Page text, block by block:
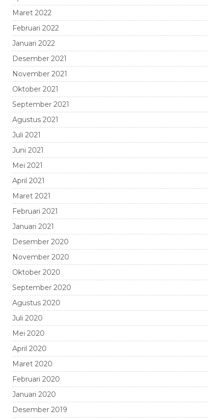
Maret 2022
Februari 2022
Januari 2022
Desember 2021
November 2021
Oktober 2021
September 2021
Agustus 2021
Juli 2021
Juni 2021
Mei 2021
April 2021
Maret 2021
Februari 2021
Januari 2021
Desember 2020
November 2020
Oktober 2020
September 2020
Agustus 2020
Juli 2020
Mei 2020
April 2020
Maret 2020
Februari 2020
Januari 2020
Desember 2019